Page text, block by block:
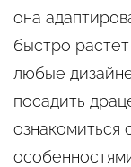
она
быстро
любые
посадить
ознакомиться